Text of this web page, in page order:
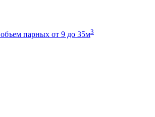
объем парных от 9 до 35м3